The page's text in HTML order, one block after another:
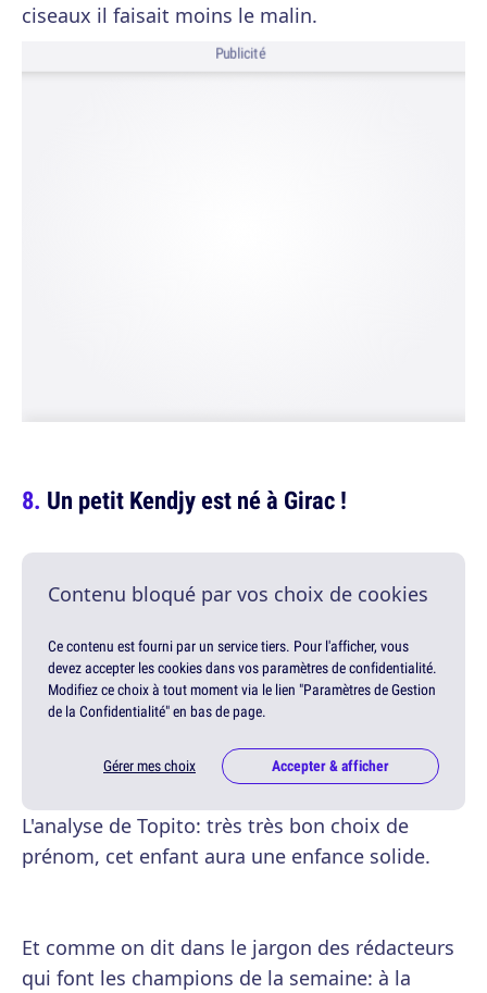
ciseaux il faisait moins le malin.
Publicité
Un petit Kendjy est né à Girac !
Contenu bloqué par vos choix de cookies
Ce contenu est fourni par un service tiers. Pour l'afficher, vous
devez accepter les cookies dans vos paramètres de confidentialité.
Modifiez ce choix à tout moment via le lien "Paramètres de Gestion
de la Confidentialité" en bas de page.
Gérer mes choix Accepter & afficher
L'analyse de Topito: très très bon choix de
prénom, cet enfant aura une enfance solide.
Et comme on dit dans le jargon des rédacteurs
qui font les champions de la semaine: à la